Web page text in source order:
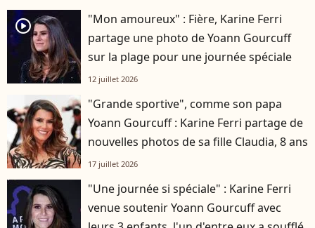
player2
"Mon amoureux" : Fière, Karine Ferri
partage une photo de Yoann Gourcuff
sur la plage pour une journée spéciale
12 juillet 2026
"Grande sportive", comme son papa
Yoann Gourcuff : Karine Ferri partage de
nouvelles photos de sa fille Claudia, 8 ans
17 juillet 2026
"Une journée si spéciale" : Karine Ferri
venue soutenir Yoann Gourcuff avec